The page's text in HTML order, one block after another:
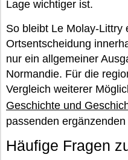
Lage wichtiger ist.
So bleibt Le Molay-Littry
Ortsentscheidung
nur ein allgemeiner
Normandie. Für die
Vergleich weiterer
Geschichte und
passenden
Häufige Fragen